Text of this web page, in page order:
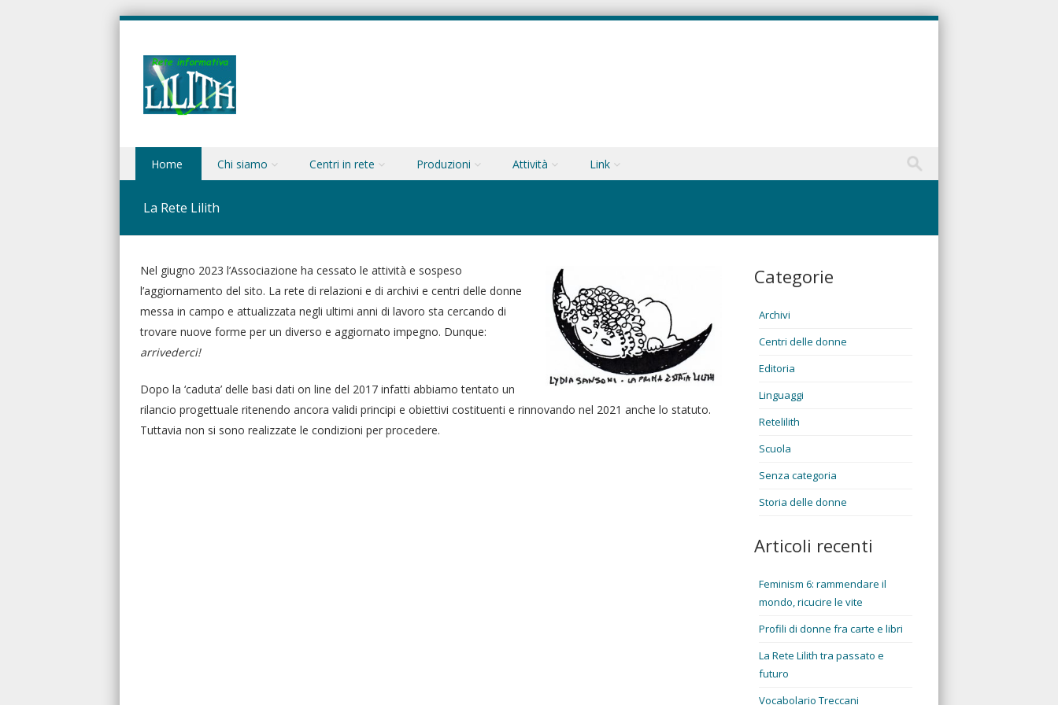
Menu
Skip to content
Home Chi siamo Centri in rete Produzioni Attività Link
La Rete Lilith
Nel giugno 2023 l’Associazione ha cessato le attività e sospeso
l’aggiornamento del sito. La rete di relazioni e di archivi e centri delle donne
messa in campo e attualizzata negli ultimi anni di lavoro sta cercando di
trovare nuove forme per un diverso e aggiornato impegno. Dunque:
arrivederci!
Dopo la ‘caduta’ delle basi dati on line del 2017 infatti abbiamo tentato un
rilancio progettuale ritenendo ancora validi principi e obiettivi costituenti e rinnovando nel 2021 anche lo statuto.
Tuttavia non si sono realizzate le condizioni per procedere.
Categorie
Archivi
Centri delle donne
Editoria
Linguaggi
Retelilith
Scuola
Senza categoria
Storia delle donne
Articoli recenti
Feminism 6: rammendare il
mondo, ricucire le vite
Profili di donne fra carte e libri
La Rete Lilith tra passato e
futuro
Vocabolario Treccani